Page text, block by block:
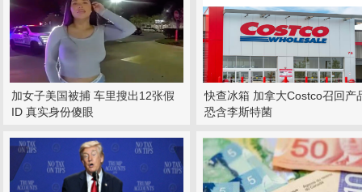
加女子美国被捕 车里搜出12张假
ID 真实身份傻眼
快查冰箱 加拿大Costco召回产
恐含李斯特菌